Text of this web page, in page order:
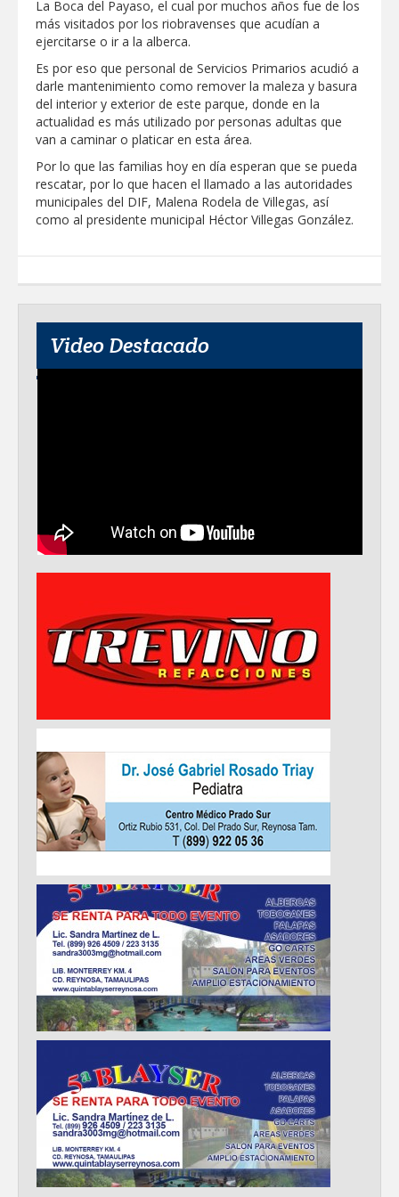
"Jefes de Familia", programa de apoyo
social municipal para los reynosenses
Supervisa rector Dámaso Anaya nueva
sede para la Facultad de Arquitectura de
la UAT en Ciudad Victoria
Agiliza el ITAVU procesos de
escrituración para brindar certeza
patrimonial a más familias de
Tamaulipas
GOBIERNO MUNICIPAL EXHORTA A
PREVENIR ENFERMEDADES DURANTE
LA TEMPORADA DE CALOR
Intensificó Municipio programa de
escuelas militarizadas
MODERNIZACIÓN EN AVENIDA
REFORMA; GOBIERNO MUNICIPAL
MANTIENE EL RITMO DE LAS OBRAS
La Boca del Payaso, el cual por muchos años fue de los
más visitados por los riobravenses que acudían a
ejercitarse o ir a la alberca.
Es por eso que personal de Servicios Primarios acudió a
darle mantenimiento como remover la maleza y basura
del interior y exterior de este parque, donde en la
actualidad es más utilizado por personas adultas que
van a caminar o platicar en esta área.
Por lo que las familias hoy en día esperan que se pueda
rescatar, por lo que hacen el llamado a las autoridades
municipales del DIF, Malena Rodela de Villegas, así
como al presidente municipal Héctor Villegas González.
Video Destacado